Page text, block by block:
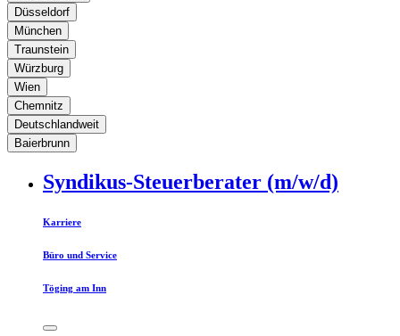
Düsseldorf
München
Traunstein
Würzburg
Wien
Chemnitz
Deutschlandweit
Baierbrunn
Syndikus-Steuerberater (m/w/d)
Karriere
Büro und Service
Töging am Inn